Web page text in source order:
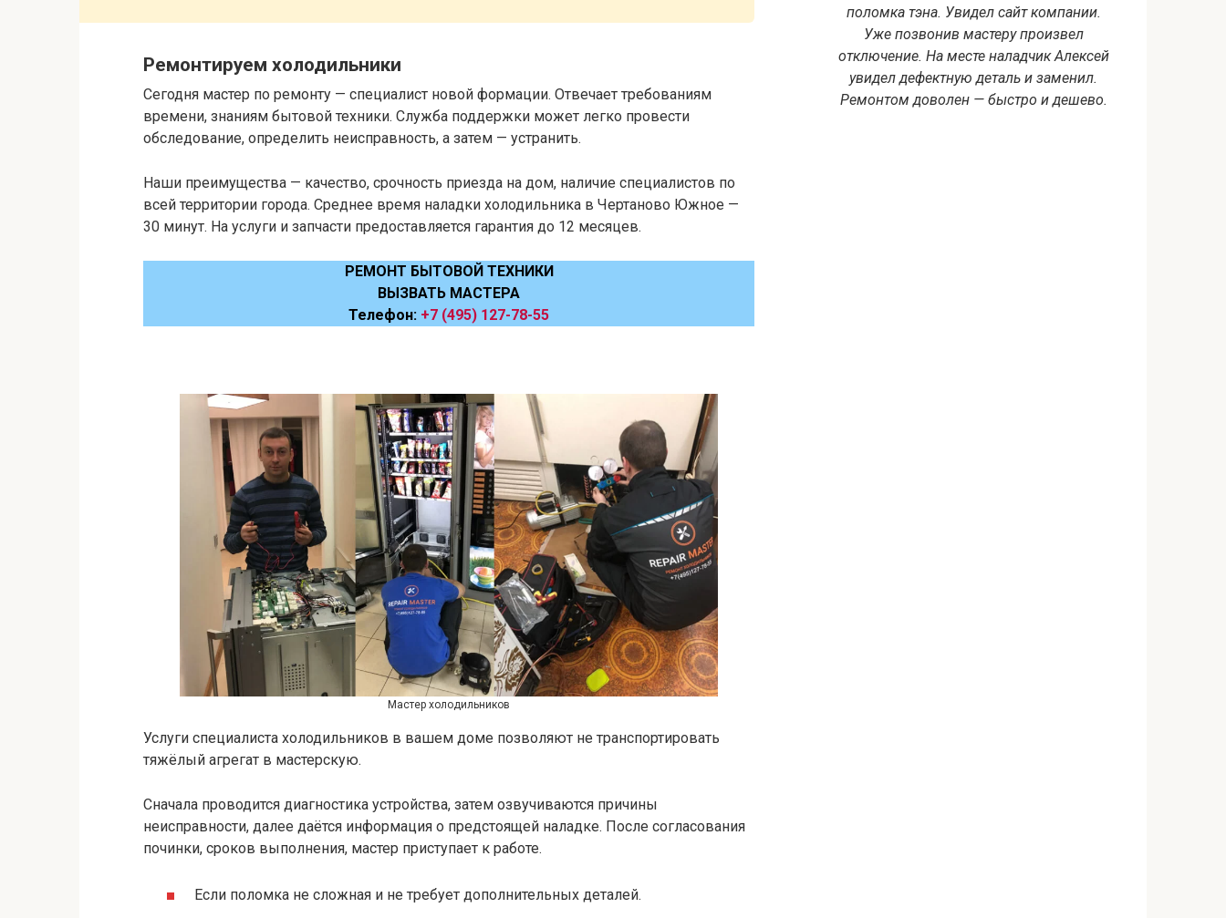
Ремонтируем холодильники
Сегодня мастер по ремонту — специалист новой формации. Отвечает требованиям
времени, знаниям бытовой техники. Служба поддержки может легко провести
обследование, определить неисправность, а затем — устранить.
Наши преимущества — качество, срочность приезда на дом, наличие специалистов по
всей территории города. Среднее время наладки холодильника в Чертаново Южное —
30 минут. На услуги и запчасти предоставляется гарантия до 12 месяцев.
РЕМОНТ БЫТОВОЙ ТЕХНИКИ
ВЫЗВАТЬ МАСТЕРА
Телефон: +7 (495) 127-78-55
Мастер холодильников
Услуги специалиста холодильников в вашем доме позволяют не транспортировать
тяжёлый агрегат в мастерскую.
Сначала проводится диагностика устройства, затем озвучиваются причины
неисправности, далее даётся информация о предстоящей наладке. После согласования
починки, сроков выполнения, мастер приступает к работе.
Если поломка не сложная и не требует дополнительных деталей.
поломка тэна. Увидел сайт компании.
Уже позвонив мастеру произвел
отключение. На месте наладчик Алексей
увидел дефектную деталь и заменил.
Ремонтом доволен — быстро и дешево.